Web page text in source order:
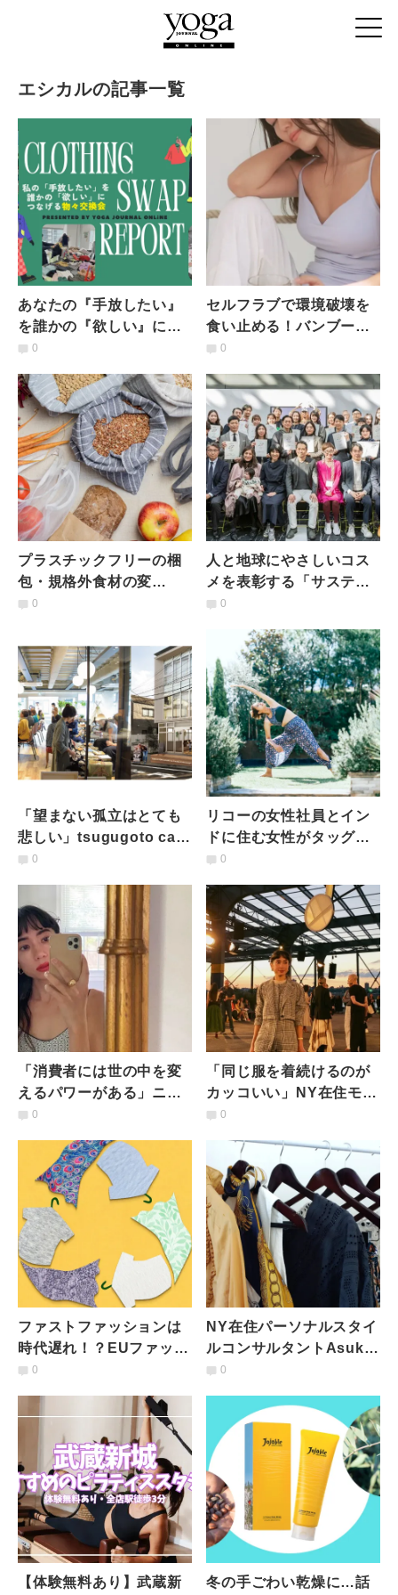
エシカルの記事一覧
あなたの『手放したい』
を誰かの『欲しい』につ
なげる。「Clothing
0
セルフラブで環境破壊を
食い止める！バンブーイ
ンナーウェア
ュ）」の思い
0
プラスチックフリーの梱
包・規格外食材の変
身……「食」からエシカ
0
人と地球にやさしいコス
メを表彰する「サステナ
ブルコスメアワード
ンドは？
0
「望まない孤立はとても
悲しい」tsugugoto cafe
が食と場で実現したい、
0
リコーの女性社員とイン
ドに住む女性がタッグを
組んだ！今話題のエシカ
リー」
0
「消費者には世の中を変
えるパワーがある」ニュ
ーヨーク在住モデル・ベ
る理由
0
「同じ服を着続けるのが
カッコいい」NY在住モデ
ル・ベイカー恵利沙が目
0
ファストファッションは
時代遅れ！？EUファッシ
ョンの新基準「持続可能
0
NY在住パーソナルスタイ
ルコンサルタントAsuka
に聞く！サステナブルな
0
【体験無料あり】武蔵新 冬の手ごわい乾燥に…話